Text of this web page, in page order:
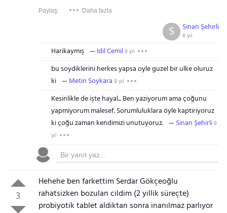
Paylaş: Daha fazla
Sinan Şehirli
8 yıl
S
Harikaymış Idil Cemil8 yıl
bu soydiklerini herkes yapsa oyle guzel bir ulke oluruz
ki
Metin Soykara 8 yıl
Kesinlikle de işte hayal... Ben yaziyorum ama çoğunu
yapmiyorum malesef. Sorumluluklara öyle kaptiriyoruz
ki çoğu zaman kendimizi unutuyoruz.
Sinan Şehirli8
yıl
3
Hehehe ben farkettim Serdar Gökçeoğlu
rahatsizken bozulan cildim (2 yillik süreçte)
probiyotik tablet aldiktan sonra inanılmaz parlıyor